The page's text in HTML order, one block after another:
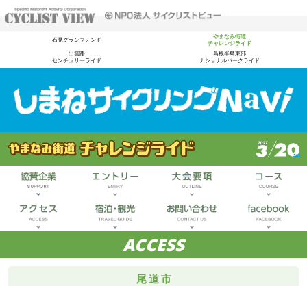
石見グランフォンド
やまなみ街道
チャレンジライド
出雲路
センチュリーライド
島根半島東部
ナショナルパークライド
ACCESS
尾道市